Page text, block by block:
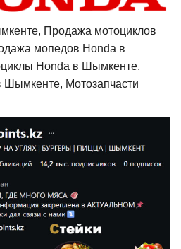
Продажа мотоциклов
мопедов Honda в
Honda в Шымкенте,
Шымкенте, Мотозапчасти